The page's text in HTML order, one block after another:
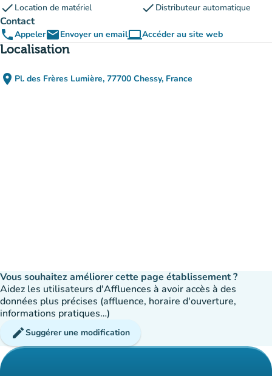
check Location de matériel check Distributeur automatique
Contact
phoneAppeleremailEnvoyer un emailcomputerAccéder au site web
(nouvel onglet)
Localisation
place Pl. des Frères Lumière, 77700 Chessy, France
(ouvrir dans Google Maps)
(nouvel onglet)
Vous souhaitez améliorer cette page établissement ?
Aidez les utilisateurs d'Affluences à avoir accès à des
données plus précises (affluence, horaire d'ouverture,
informations pratiques…)
editSuggérer une modification